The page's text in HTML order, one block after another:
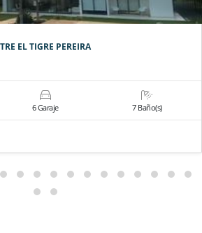
EL TIGRE PEREIRA
6 Garaje 7 Baño(s)